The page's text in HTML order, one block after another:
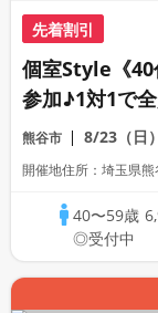
先着割引
個室Style《40
参加♪1対1で
活パーティー
熊谷市 8/23（日）
開催地住所：埼玉県
40〜59歳
◎受付中